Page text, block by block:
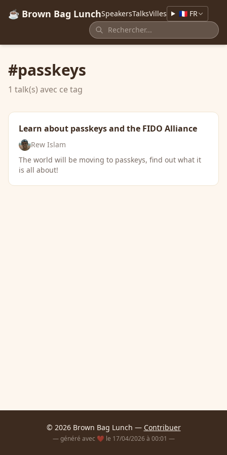
☕ Brown Bag LunchSpeakersTalksVilles 🇫🇷 FR
#passkeys
1 talk(s) avec ce tag
Learn about passkeys and the FIDO Alliance
Rew Islam
The world will be moving to passkeys, find out what it
is all about!
© 2026 Brown Bag Lunch — Contribuer
— généré avec ❤️ le 17/04/2026 à 00:01 —